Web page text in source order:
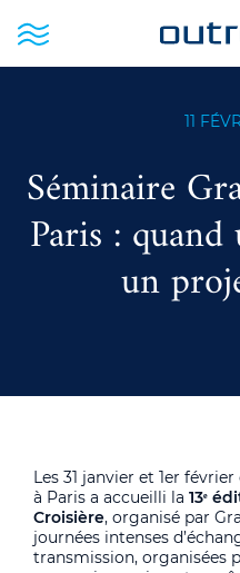
11
Séminaire
Paris :
un
Les 31 janvier et 1er
à Paris a accueilli la 13ᵉ
Croisière, organisé par
journées intenses
transmission, organisées